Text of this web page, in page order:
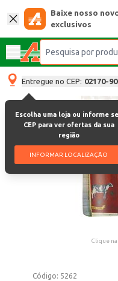
Baixe nosso
exclusivos
Entregue no CEP: 02170-
Escolha uma loja ou informe
CEP para ver ofertas da sua
região
INFORMAR LOCALIZAÇÃO
Clique
Código: 5262